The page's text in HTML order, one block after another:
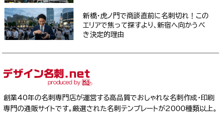
新橋・虎ノ門で商談直前に名刺切れ！この
エリアで焦って探すより、新宿へ向かうべ
き決定的理由
創業40年の名刺専門店が運営する高品質でおしゃれな名刺作成・印刷
専門の通販サイトです。厳選された名刺テンプレートが2000種類以上。